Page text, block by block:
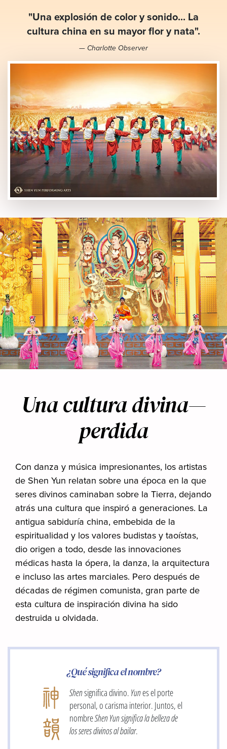
"Una explosión de color y sonido... La
cultura china en su mayor flor y nata".
— Charlotte Observer
Una cultura divina—
perdida
Con danza y música impresionantes, los artistas
de Shen Yun relatan sobre una época en la que
seres divinos caminaban sobre la Tierra, dejando
atrás una cultura que inspiró a generaciones. La
antigua sabiduría china, embebida de la
espiritualidad y los valores budistas y taoístas,
dio origen a todo, desde las innovaciones
médicas hasta la ópera, la danza, la arquitectura
e incluso las artes marciales. Pero después de
décadas de régimen comunista, gran parte de
esta cultura de inspiración divina ha sido
destruida u olvidada.
¿Qué significa el nombre?
Shensignifica divino.Yunes el porte
personal, o carisma interior. Juntos, el
nombreShen Yunsignifica la belleza de
los seres divinos al bailar.